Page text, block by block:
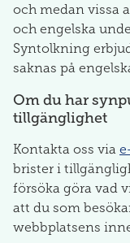
och medan vissa
och engelska
Syntolkning
saknas på
Om du har
tillgänglighet
Kontakta oss via
brister i
försöka göra vad
att du som
webbplatsens